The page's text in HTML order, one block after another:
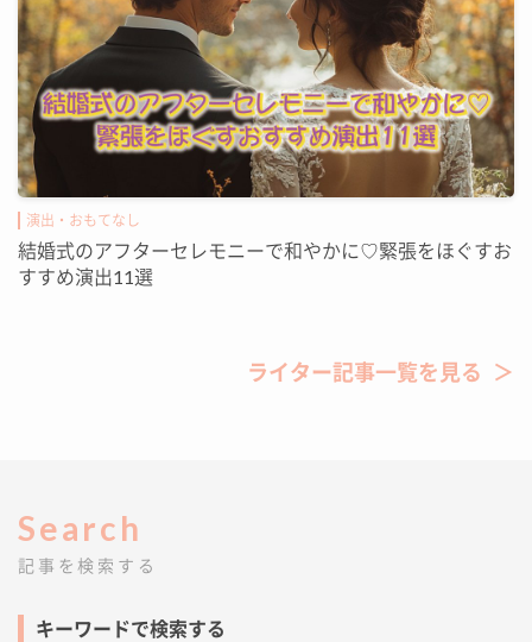
演出・おもてなし
結婚式のアフターセレモニーで和やかに♡緊張をほぐすお
すすめ演出11選
ライター記事一覧を見る
Search
記事を検索する
キーワードで検索する